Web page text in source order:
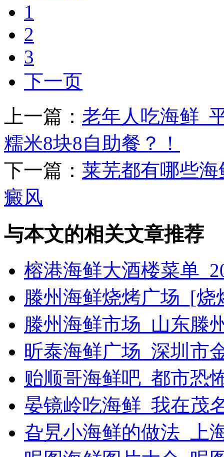
1
2
3
下一页
上一篇： 老年人吃海鲜_
糯米8块8自助餐？！
下一篇： 莱芜都有哪些
癜风
与本文的相关文章推荐
榕港海鲜大酒楼菜单
滕州海鲜烧烤广场_[
滕州海鲜市场_山东滕
昕泰海鲜广场_深圳市
贻顺哥海鲜吧_都市恐
晏镜岭吃海鲜_我在茂
旮旯小海鲜的做法_上